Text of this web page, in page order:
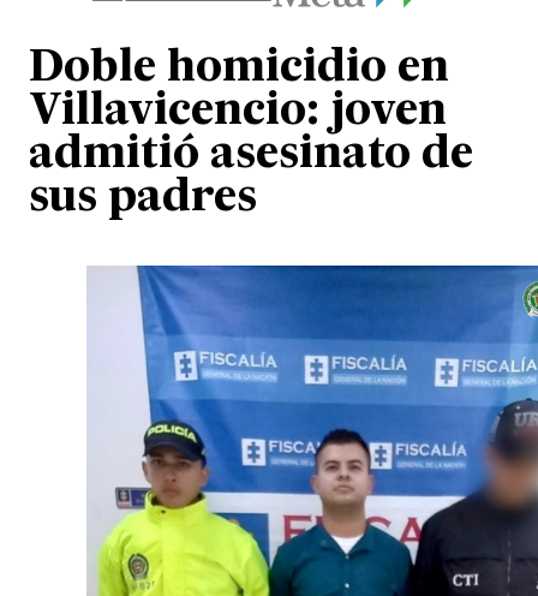
Doble homicidio en
Villavicencio: joven
admitió asesinato de
sus padres